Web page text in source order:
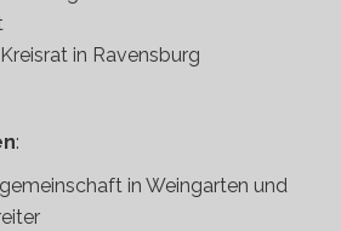
in Ravensburg
:
in Weingarten und